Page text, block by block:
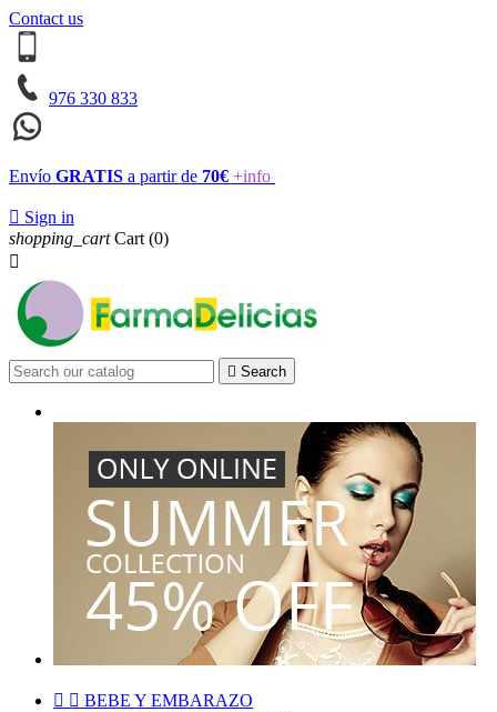
Contact us
976 330 833
Envío GRATIS a partir de 70€ +info
 Sign in
shopping_cart Cart (0)

 Search
  BEBE Y EMBARAZO